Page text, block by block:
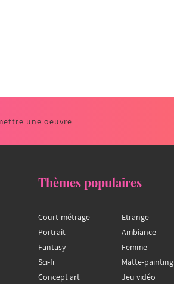
une oeuvre
Thèmes populaires
Court-métrage
Portrait
Fantasy
Sci-fi
Concept art
Etrange
Ambiance
Femme
Matte-painting
Jeu vidéo